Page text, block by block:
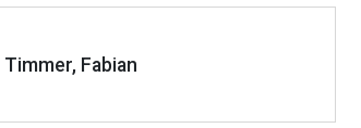
Timmer, Fabian